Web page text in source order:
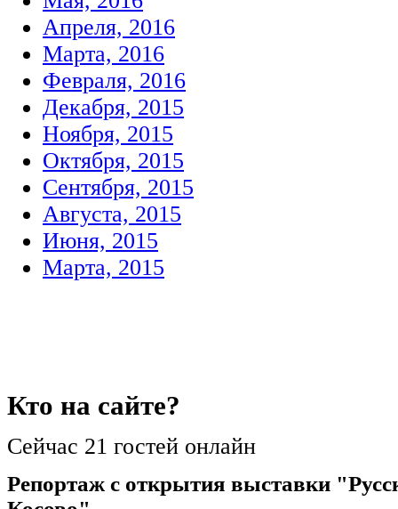
Апреля, 2016
Марта, 2016
Февраля, 2016
Декабря, 2015
Ноября, 2015
Октября, 2015
Сентября, 2015
Августа, 2015
Июня, 2015
Марта, 2015
Кто на сайте?
Сейчас 21 гостей онлайн
Репортаж с открытия выставки